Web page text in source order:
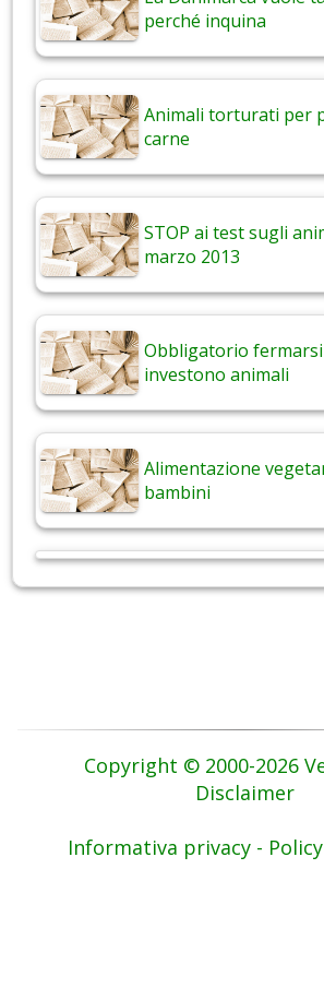
perché inquina
Animali torturati per
carne
STOP ai test sugli
marzo 2013
Obbligatorio
investono animali
Alimentazione
bambini
Copyright © 2000-2026
Disclaimer
Informativa privacy -